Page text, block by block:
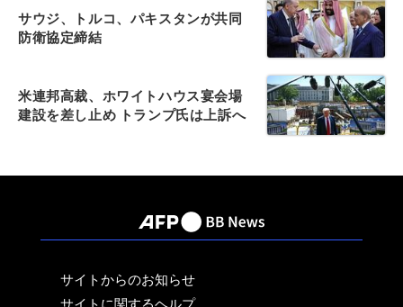
サウジ、トルコ、パキスタンが共同
防衛協定締結
米連邦高裁、ホワイトハウス宴会場
建設を差し止め トランプ氏は上訴へ
サイトからのお知らせ